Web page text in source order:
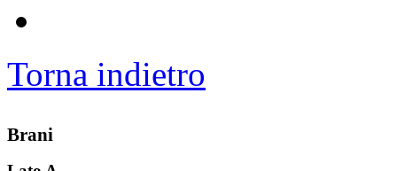
Torna indietro
Brani